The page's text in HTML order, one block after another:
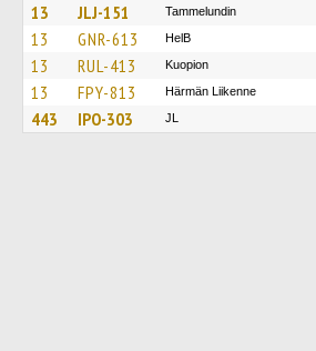
13 JLJ-151 Tammelundin
13 GNR-613 HelB
13 RUL-413 Kuopion
13 FPY-813 Härmän Liikenne
443 IPO-303 JL